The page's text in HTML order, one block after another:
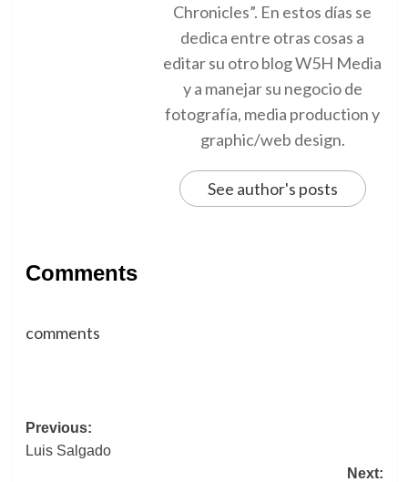
Chronicles”. En estos días se
dedica entre otras cosas a
editar su otro blog W5H Media
y a manejar su negocio de
fotografía, media production y
graphic/web design.
See author's posts
Comments
comments
Post
navigation
Previous:
Luis Salgado
Next: